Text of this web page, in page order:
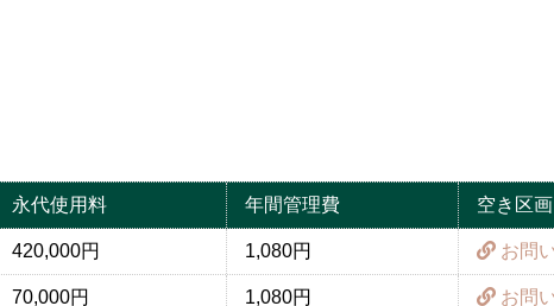
永代使用料 年間管理費 空き区画
420,000円 1,080円 お問
70,000円 1,080円 お問